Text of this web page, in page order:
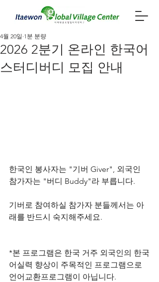
2026 2분기 온라인 한국어
스터디버디 모집 안내
4월 20일 1분 분량
한국인 봉사자는 "기버 Giver", 외국인
참가자는 "버디 Buddy"라 부릅니다.
기버로 참여하실 참가자 분들께서는 아
래를 반드시 숙지해주세요.
*본 프로그램은 한국 거주 외국인의 한국
어실력 향상이 주목적인 프로그램으로
언어교환프로그램이 아닙니다.